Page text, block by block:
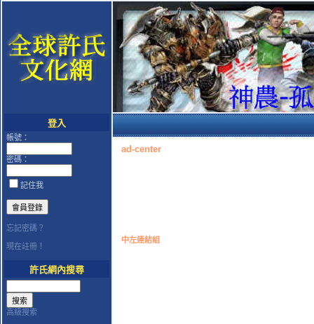
登入
帳號：
密碼：
記住我
忘記密碼？
現在註冊！
許氏網內搜尋
高級搜索
ad-center
中左連結組